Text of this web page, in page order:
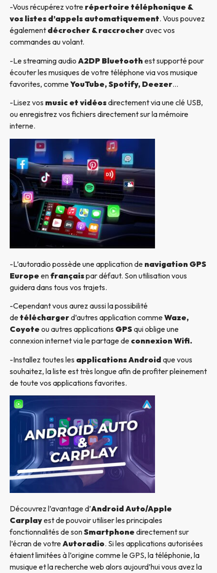
-Vous récupérez votre répertoire téléphonique &
vos listes d’appels automatiquement. Vous pouvez
également décrocher & raccrocheravec vos
commandes au volant.
-Le streaming audio A2DP Bluetoothest supporté pour
écouter les musiques de votre téléphone via vos musique
favorites, commeYouTube, Spotify, Deezer…
-Lisez vos music et vidéosdirectement via une clé USB,
ou enregistrez vos fichiers directement sur la mémoire
interne.
-L’autoradio possède une application de navigation GPS
Europe enfrançaispar défaut. Son utilisation vous
guidera dans tous vos trajets.
-Cependant vous aurez aussi la possibilité
detéléchargerd’autres application commeWaze,
Coyote ou autres applications GPSqui oblige une
connexion internet via le partage de connexion Wifi.
-Installez toutes les applications Android que vous
souhaitez, la liste est très longue afin de profiter pleinement
de toute vos applications favorites.
Découvrez l’avantage d’Android Auto/Apple
Carplayest de pouvoir utiliser les principales
fonctionnalités de sonSmartphone directement sur
l’écran de votreAutoradio. Si les applications autorisées
étaient limitées à l’origine comme le GPS, la téléphonie, la
musique et la recherche web alors aujourd’hui vous avez la